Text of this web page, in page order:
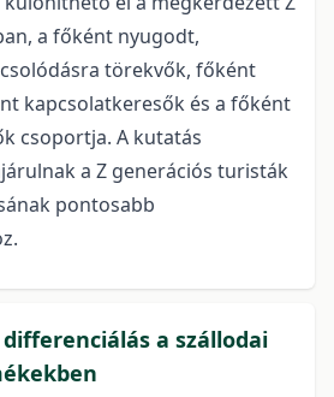
a főként nyugodt,
törekvők, főként
kapcsolatkeresők és a főként
csoportja. A kutatás
a Z generációs turisták
pontosabb
a szállodai